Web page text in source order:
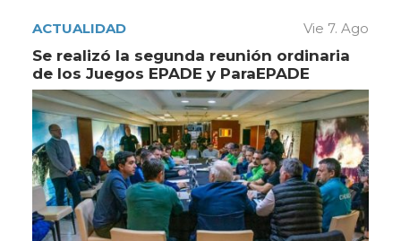
ACTUALIDAD Vie 7. Ago
Se realizó la segunda reunión ordinaria
de los Juegos EPADE y ParaEPADE